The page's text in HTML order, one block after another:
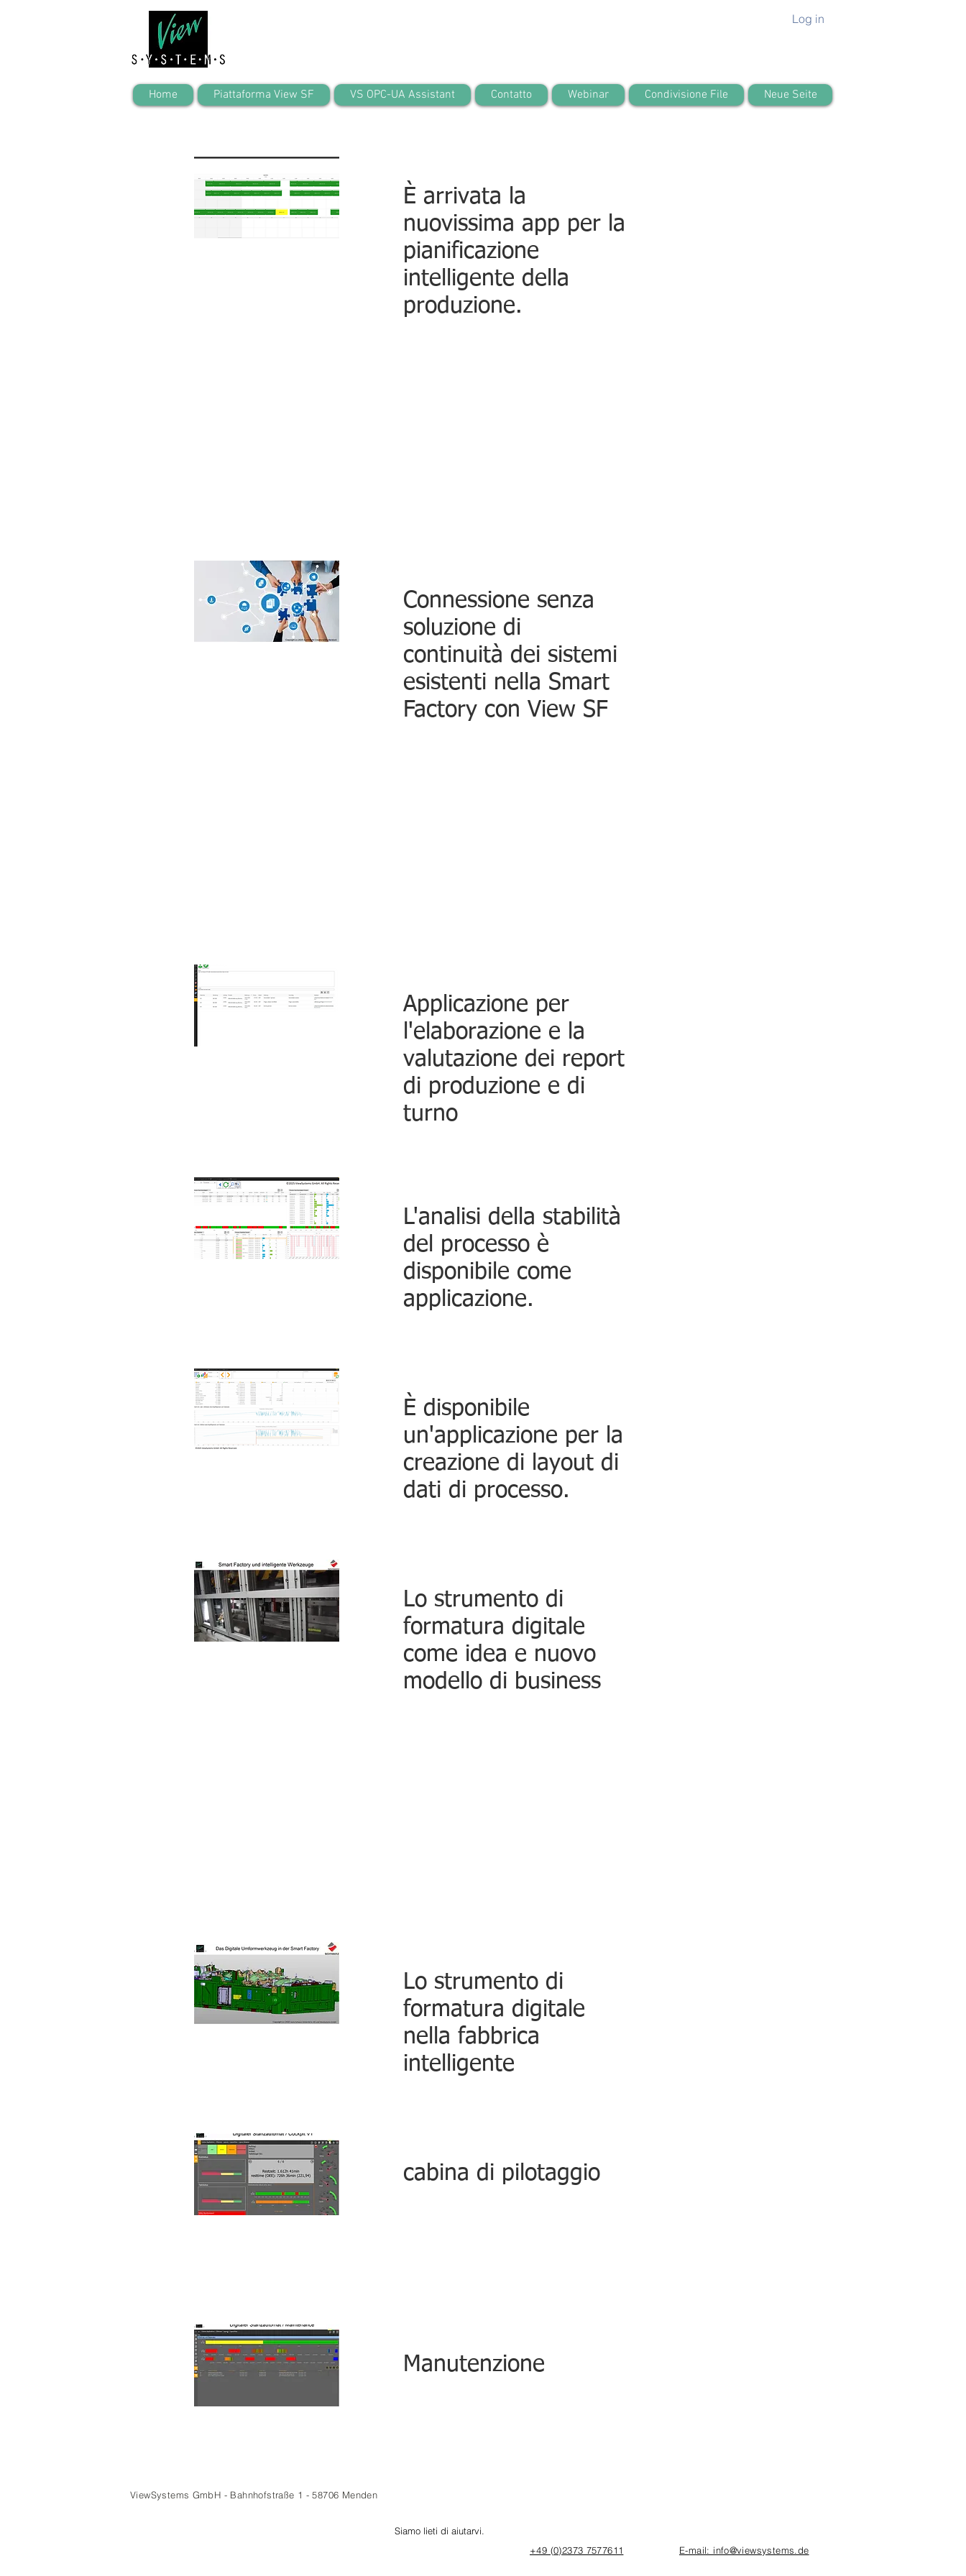
Log in
Home Piattaforma View SF VS OPC-UA Assistant Contatto Webinar Condivisione File Neue Seite
È arrivata la
nuovissima app per la
pianificazione
intelligente della
produzione.
Connessione senza
soluzione di
continuità dei sistemi
esistenti nella Smart
Factory con View SF
Applicazione per
l'elaborazione e la
valutazione dei report
di produzione e di
turno
L'analisi della stabilità
del processo è
disponibile come
applicazione.
È disponibile
un'applicazione per la
creazione di layout di
dati di processo.
Lo strumento di
formatura digitale
come idea e nuovo
modello di business
Lo strumento di
formatura digitale
nella fabbrica
intelligente
cabina di pilotaggio
Manutenzione
ViewSystems GmbH - Bahnhofstraße 1 - 58706 Menden
Siamo lieti di aiutarvi.
+49 (0)2373 7577611
E-mail: info@viewsystems.de